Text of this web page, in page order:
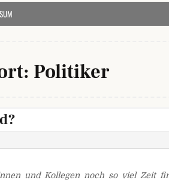
Politiker
und Kollegen noch so viel Zeit